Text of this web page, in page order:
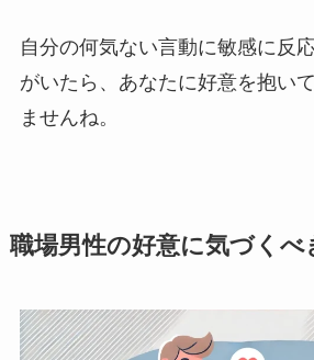
自分の何気ない言動に敏感に反
がいたら、あなたに好意を抱い
ませんね。
職場男性の好意に気づくべ